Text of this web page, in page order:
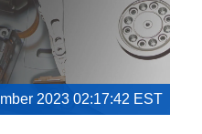
2023 02:17:42 EST